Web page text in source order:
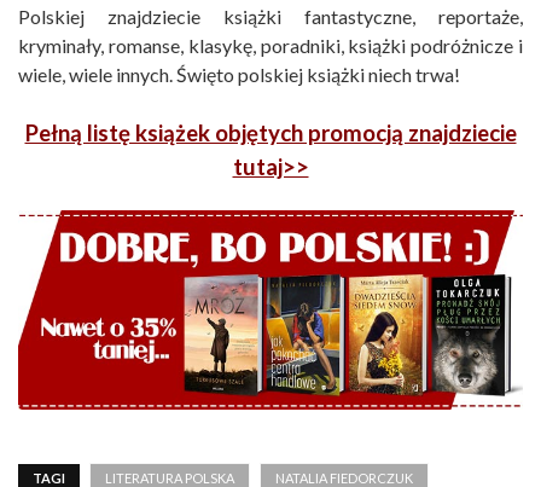
Polskiej znajdziecie książki fantastyczne, reportaże,
kryminały, romanse, klasykę, poradniki, książki podróżnicze i
wiele, wiele innych. Święto polskiej książki niech trwa!
Pełną listę książek objętych promocją znajdziecie
tutaj>>
TAGI LITERATURA POLSKA NATALIA FIEDORCZUK